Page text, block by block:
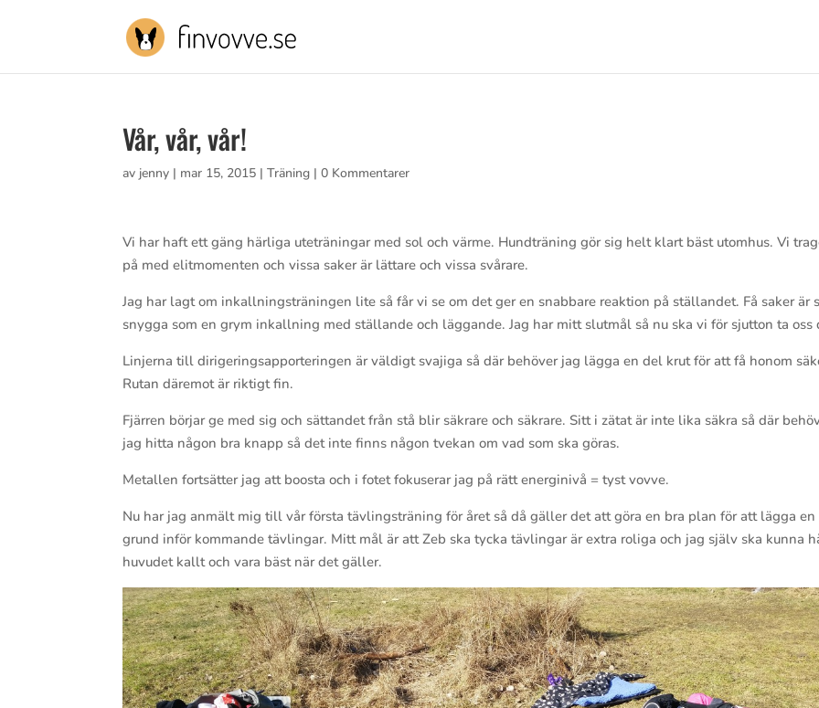
Vår, vår, vår!
av jenny | mar 15, 2015 |Träning |0 Kommentarer
Vi har haft ett gäng härliga uteträningar med sol och värme. Hundträning gör sig helt klart bäst utomhus. Vi
på med elitmomenten och vissa saker är lättare och vissa svårare.
Jag har lagt om inkallningsträningen lite så får vi se om det ger en snabbare reaktion på ställandet. Få saker är
snygga som en grym inkallning med ställande och läggande. Jag har mitt slutmål så nu ska vi för sjutton ta oss
Linjerna till dirigeringsapporteringen är väldigt svajiga så där behöver jag lägga en del krut för att få honom
Rutan däremot är riktigt fin.
Fjärren börjar ge med sig och sättandet från stå blir säkrare och säkrare. Sitt i zätat är inte lika säkra så där
jag hitta någon bra knapp så det inte finns någon tvekan om vad som ska göras.
Metallen fortsätter jag att boosta och i fotet fokuserar jag på rätt energinivå = tyst vovve.
Nu har jag anmält mig till vår första tävlingsträning för året så då gäller det att göra en bra plan för att lägga
grund inför kommande tävlingar. Mitt mål är att Zeb ska tycka tävlingar är extra roliga och jag själv ska kunna
huvudet kallt och vara bäst när det gäller.